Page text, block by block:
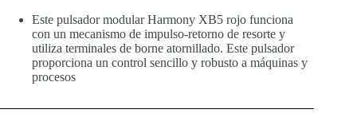
Este pulsador modular Harmony XB5 rojo funciona
con un mecanismo de impulso-retorno de resorte y
utiliza terminales de borne atornillado. Este pulsador
proporciona un control sencillo y robusto a máquinas y
procesos